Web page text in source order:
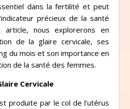
dans la fertilité et peut
précieux de la santé
article, nous explorerons en
de la glaire cervicale, ses
du mois et son importance en
de la santé des femmes.
Cervicale
produite par le col de l’utérus